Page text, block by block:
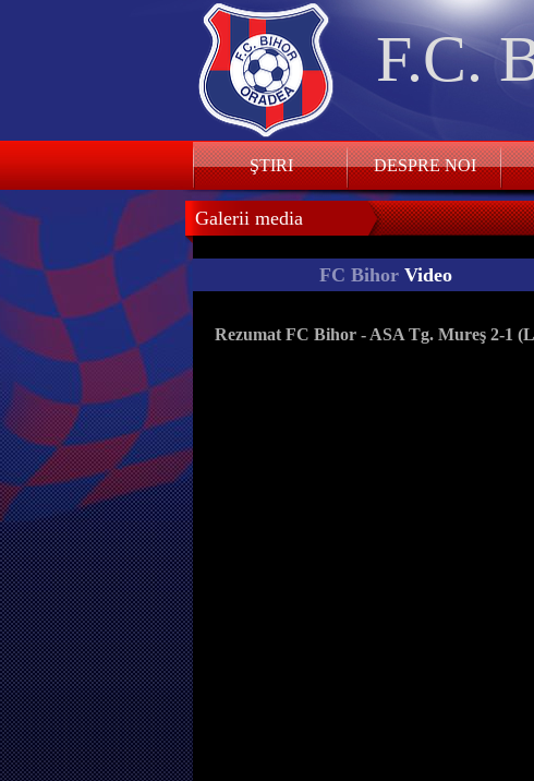
F.C.
ŞTIRI DESPRE NOI
Galerii media
FC Bihor Video
Rezumat FC Bihor - ASA Tg. Mureş 2-1